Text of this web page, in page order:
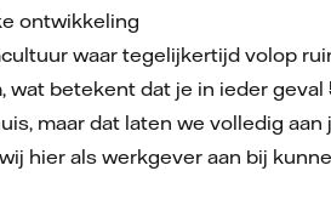
ontwikkeling
waar tegelijkertijd volop
betekent dat je in ieder
maar dat laten we volledig
hier als werkgever aan bij